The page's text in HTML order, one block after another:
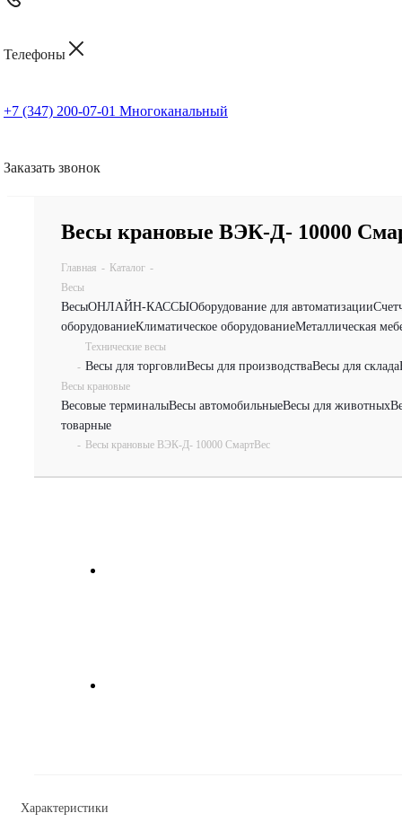
Телефоны
+7 (347) 200-07-01 Многоканальный
Заказать звонок
Весы крановые ВЭК-Д- 10000
Главная - Каталог -
Весы
ВесыОНЛАЙН-КАССЫОборудование для автоматизации
оборудованиеКлиматическое оборудованиеМеталлическая
-
Технические весы
Весы для торговлиВесы для производстваВесы для склада
Весы крановые
Весовые терминалыВесы автомобильныеВесы для животных
товарные
- Весы крановые ВЭК-Д- 10000 СмартВес
Характеристики